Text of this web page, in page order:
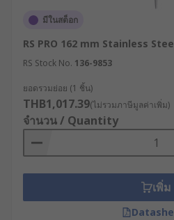
สำหรับช่างไฟฟ้า
มาใช้จัดการกับเส้นใยทนทา
ตัดไม่เข้า ช่วยให้การเตรียม
และไม่ทำความเสียหายต่อตั
งานประกอบอิเล็กทรอนิกส์
ในสายการผลิตเซมิคอนดัก
อัจฉริยะ กรรไกรอันเล็กนิย
ต้องการความประณีต เช่น
อิเล็กทรอนิกส์ในพื้นที่จำกัดบ
ห้องปฏิบัติการที่ต้องการคว
งานบริหารคลังสินค้าและส
มีในสต็อก
RS PRO 162 mm Stainless
RS Stock No. 136-9853
ยอดรวมย่อย (1 ชิ้น)
THB1,017.39(ไม่รวมภาษีมูลค่าเพิ่ม)
จำนวน / Quantity
เพิ่ม